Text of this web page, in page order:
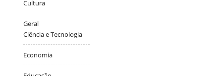
Cultura
Geral
Ciência e Tecnologia
Economia